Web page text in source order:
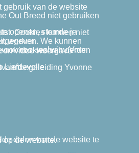
te laten werken.
aanwezigheid op de website.